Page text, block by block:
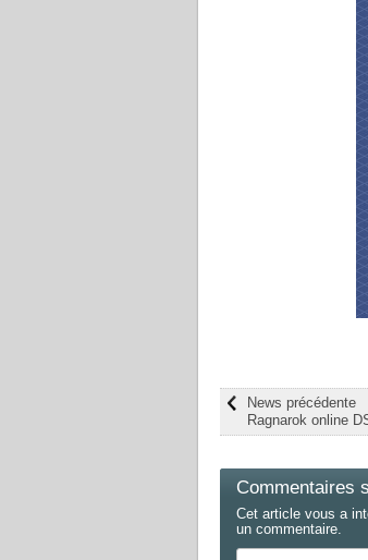
News précédente
Ragnarok online
Commentaires
Cet article vous a
un commentaire.